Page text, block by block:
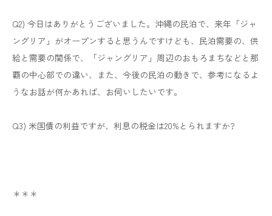
Q2) 今日はありがとうございました。沖縄の民泊で、来年「ジャ
ングリア」がオープンすると思うんですけども、民泊需要の、供
給と需要の関係で、「ジャングリア」周辺のおもろまちなどと那
覇の中心部での違い、また、今後の民泊の動きで、参考になるよ
うなお話が何かあれば、お伺いしたいです。
Q3) 米国債の利益ですが、利息の税金は20%とられますか?
＊＊＊